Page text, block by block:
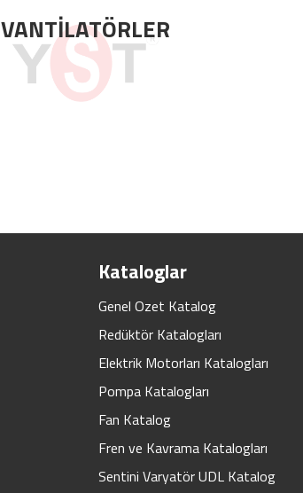
VANTİLATÖRLER
Kataloglar
Genel Ozet Katalog
Redüktör Katalogları
Elektrik Motorları Katalogları
Pompa Katalogları
Fan Katalog
Fren ve Kavrama Katalogları
Sentini Varyatör UDL Katalog